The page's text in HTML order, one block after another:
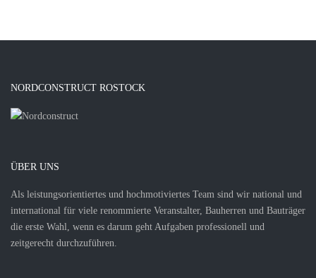
NORDCONSTRUCT ROSTOCK
ÜBER UNS
Als leistungsorientiertes und hochmotiviertes Team sind wir national und
international für viele renommierte Veranstalter, Bauherren und Bauträger
die erste Wahl, wenn es darum geht Aufgaben professionell und
zeitgerecht durchzuführen.